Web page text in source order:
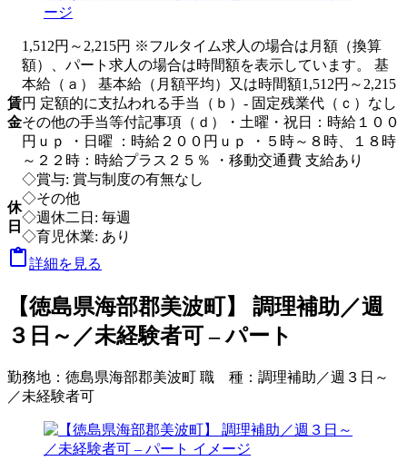
賃
金
1,512円～2,215円 ※フルタイム求人の場合は月額（換算
額）、パート求人の場合は時間額を表示しています。 基
本給（ａ） 基本給（月額平均）又は時間額1,512円～2,215
円 定額的に支払われる手当（ｂ）- 固定残業代（ｃ）なし
その他の手当等付記事項（ｄ）・土曜・祝日：時給１００
円ｕｐ ・日曜 ：時給２００円ｕｐ ・５時～８時、１８時
～２２時：時給プラス２５％ ・移動交通費 支給あり
◇賞与: 賞与制度の有無なし
休
日
◇その他
◇週休二日: 毎週
◇育児休業: あり
詳細を見る
【徳島県海部郡美波町】 調理補助／週
３日～／未経験者可 – パート
勤務地： 徳島県海部郡美波町 職 種： 調理補助／週３日～
／未経験者可